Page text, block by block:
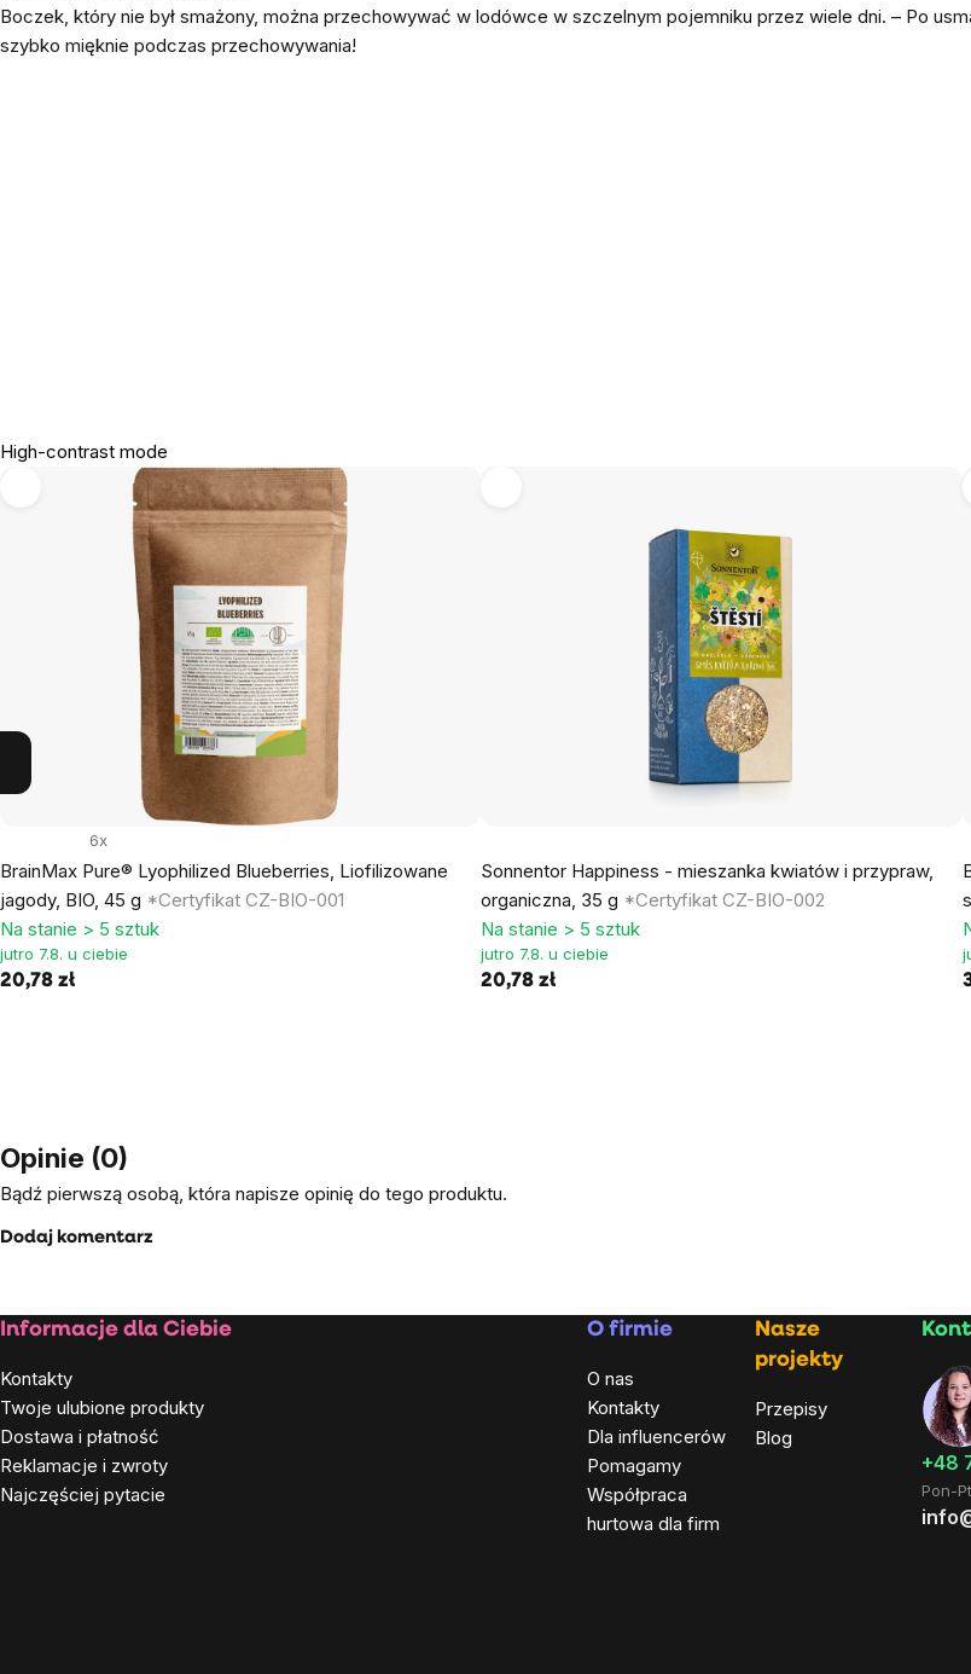
Boczek, który nie był smażony, można przechowywać w lodówce w szczelnym pojemniku przez wiele dni. – Po
szybko mięknie podczas przechowywania!
High-contrast mode
BrainMax Pure® Lyophilized Blueberries, Liofilizowane
jagody, BIO, 45 g *Certyfikat CZ-BIO-001
6x
Na stanie > 5 sztuk
jutro 7.8. u ciebie
20,78 zł
Sonnentor Happiness - mieszanka kwiatów i przypraw,
organiczna, 35 g *Certyfikat CZ-BIO-002
Na stanie > 5 sztuk
jutro 7.8. u ciebie
20,78 zł
Opinie (0)
Bądź pierwszą osobą, która napisze opinię do tego produktu.
Dodaj komentarz
Stopka
Informacje dla Ciebie
Kontakty
Twoje ulubione produkty
Dostawa i płatność
Reklamacje i zwroty
Najczęściej pytacie
O firmie
O nas
Kontakty
Dla influencerów
Pomagamy
Współpraca
hurtowa dla firm
Nasze
projekty
Przepisy
Blog
+48
Pon-